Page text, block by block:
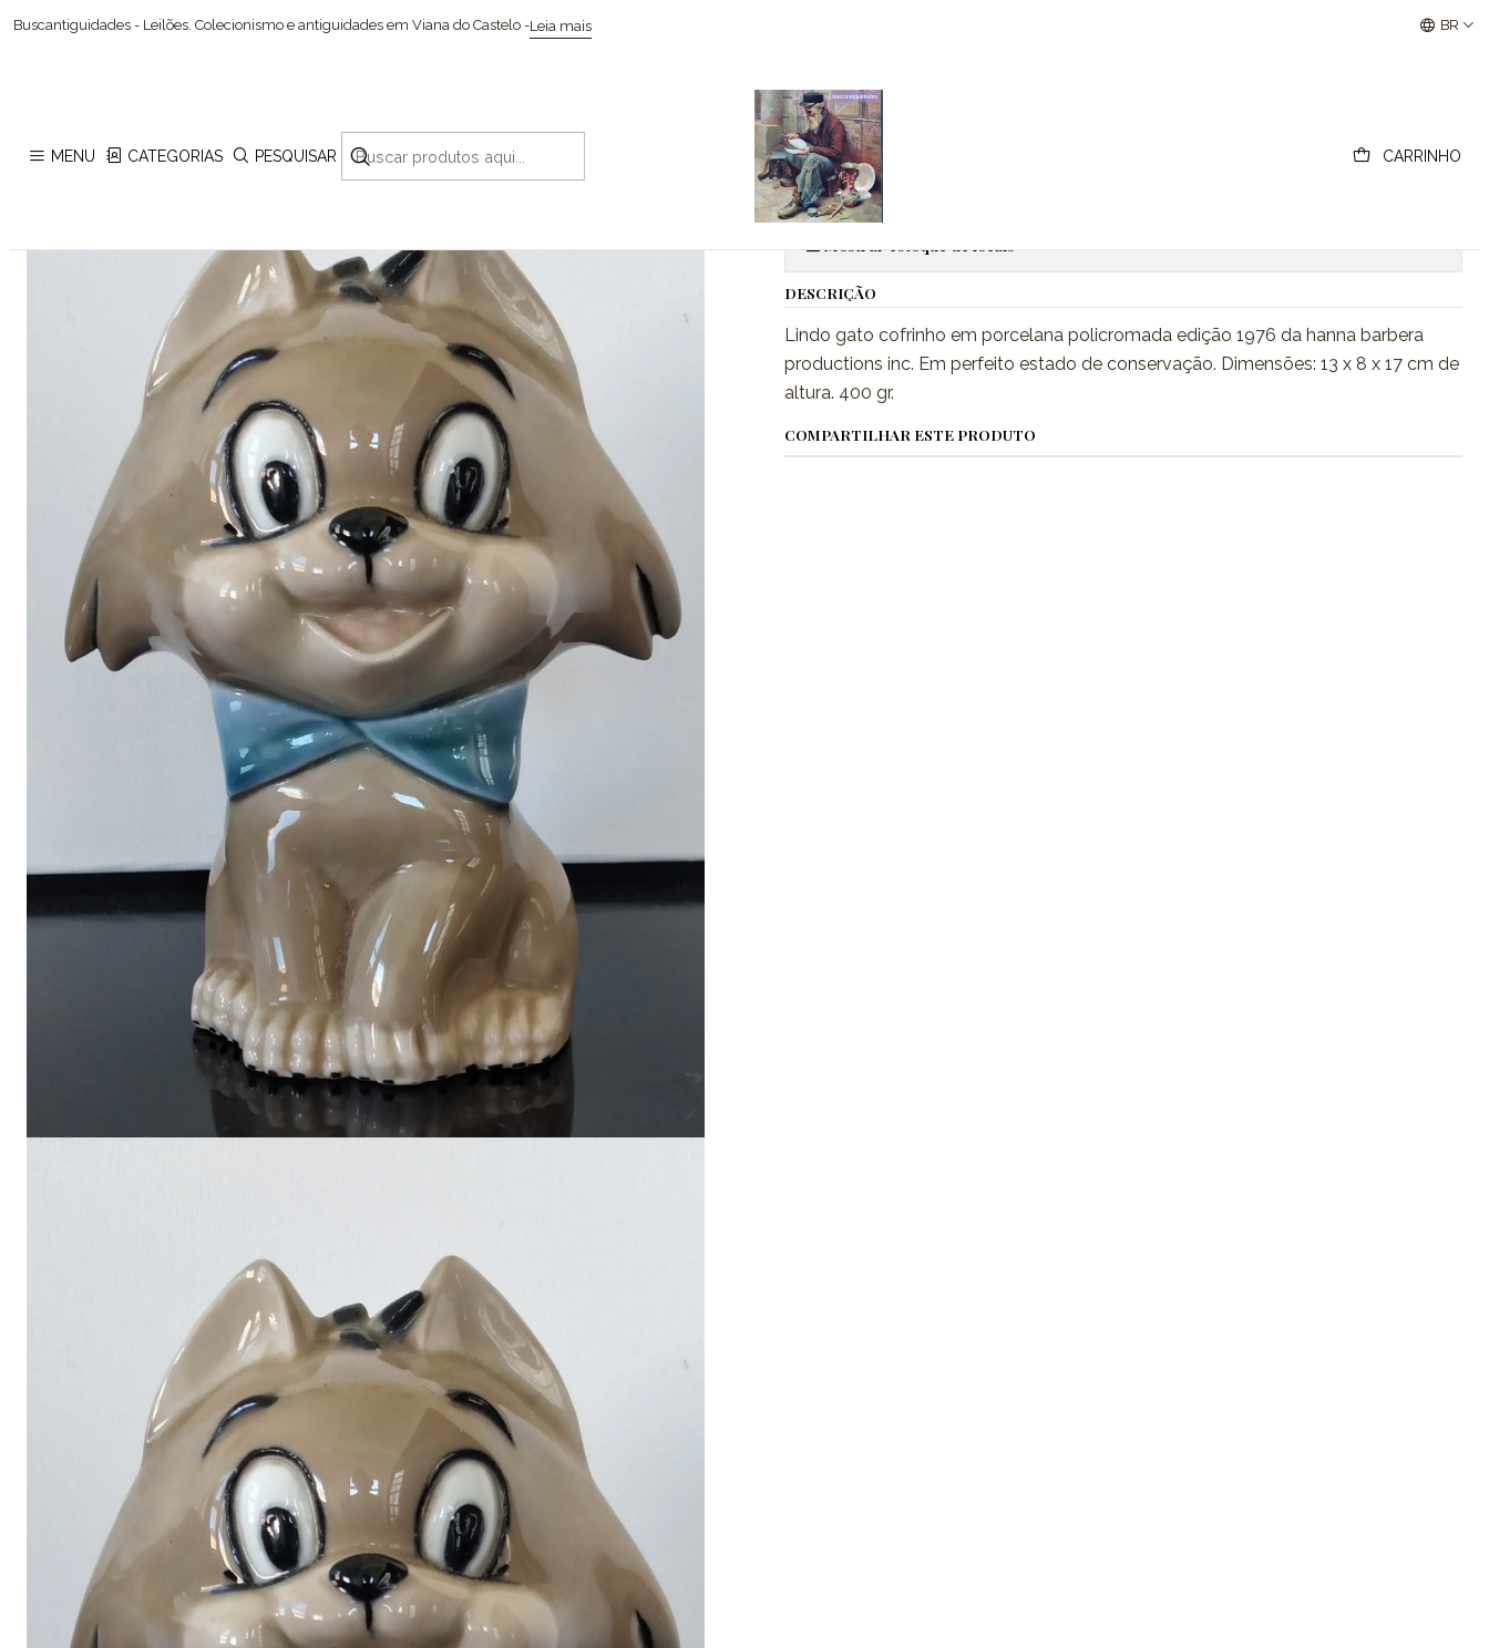
MENU CATEGORIAS PESQUISAR CARRINHO
Buscantiguidades - Leilões. Colecionismo e antiguidades em Viana do Castelo -Leia mais Buscantiguidades - Leilões Colecionismo e BR
Início Coleccionismo / Memorabilia
|
Gato cofrinho
Quantidade
Mostrar estoque de locais
DESCRIÇÃO
Lindo gato cofrinho em porcelana policromada edição 1976 da hanna barbera
productions inc. Em perfeito estado de conservação. Dimensões: 13 x 8 x 17 cm de
altura. 400 gr.
COMPARTILHAR ESTE PRODUTO